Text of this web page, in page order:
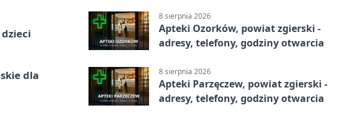
dla
8 sierpnia 2026
Apteki Ozorków, powiat zgierski -
adresy, telefony, godziny otwarcia
8 sierpnia 2026
Apteki Parzęczew, powiat zgierski -
adresy, telefony, godziny otwarcia